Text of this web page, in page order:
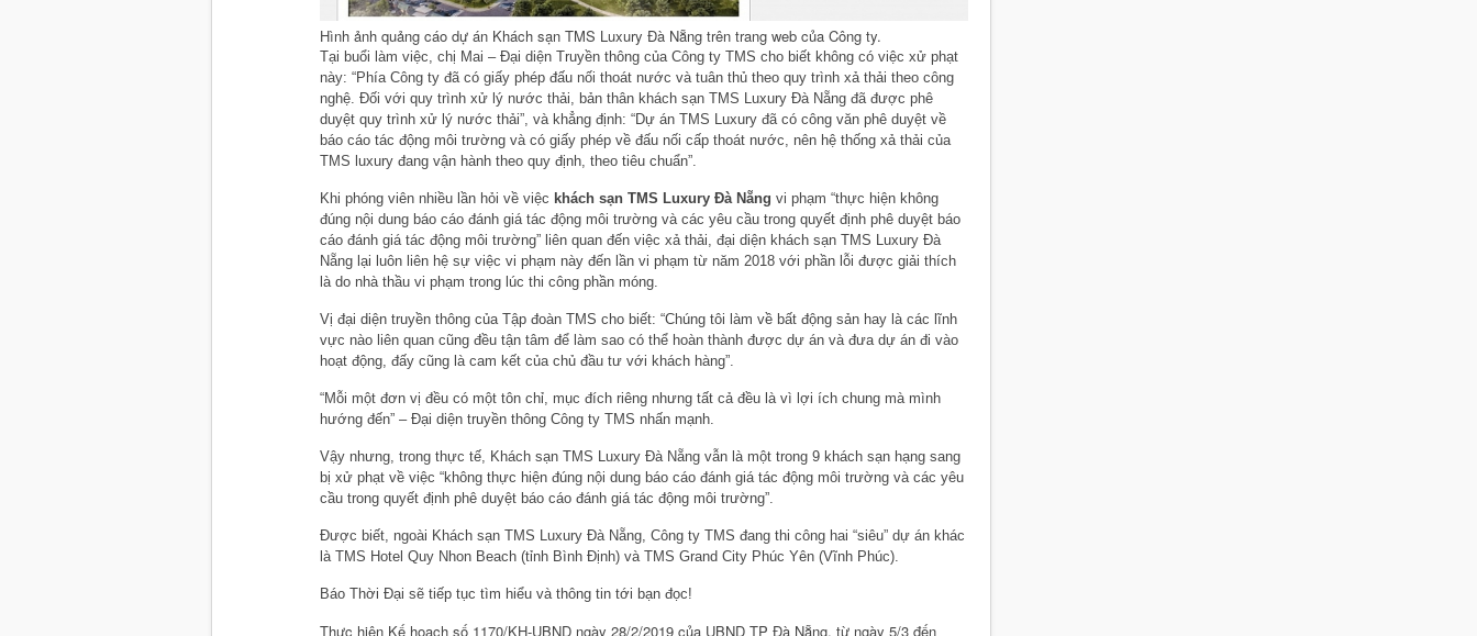
Hình ảnh quảng cáo dự án Khách sạn TMS Luxury Đà Nẵng trên trang web của Công ty.
Tại buổi làm việc, chị Mai – Đại diện Truyền thông của Công ty TMS cho biết không có việc xử phạt
này: “Phía Công ty đã có giấy phép đấu nối thoát nước và tuân thủ theo quy trình xả thải theo công
nghệ. Đối với quy trình xử lý nước thải, bản thân khách sạn TMS Luxury Đà Nẵng đã được phê
duyệt quy trình xử lý nước thải”, và khẳng định: “Dự án TMS Luxury đã có công văn phê duyệt về
báo cáo tác động môi trường và có giấy phép về đấu nối cấp thoát nước, nên hệ thống xả thải của
TMS luxury đang vận hành theo quy định, theo tiêu chuẩn”.
Khi phóng viên nhiều lần hỏi về việc khách sạn TMS Luxury Đà Nẵng vi phạm “thực hiện không
đúng nội dung báo cáo đánh giá tác động môi trường và các yêu cầu trong quyết định phê duyệt báo
cáo đánh giá tác động môi trường” liên quan đến việc xả thải, đại diện khách sạn TMS Luxury Đà
Nẵng lại luôn liên hệ sự việc vi phạm này đến lần vi phạm từ năm 2018 với phần lỗi được giải thích
là do nhà thầu vi phạm trong lúc thi công phần móng.
Vị đại diện truyền thông của Tập đoàn TMS cho biết: “Chúng tôi làm về bất động sản hay là các lĩnh
vực nào liên quan cũng đều tận tâm để làm sao có thể hoàn thành được dự án và đưa dự án đi vào
hoạt động, đấy cũng là cam kết của chủ đầu tư với khách hàng”.
“Mỗi một đơn vị đều có một tôn chỉ, mục đích riêng nhưng tất cả đều là vì lợi ích chung mà mình
hướng đến” – Đại diện truyền thông Công ty TMS nhấn mạnh.
Vậy nhưng, trong thực tế, Khách sạn TMS Luxury Đà Nẵng vẫn là một trong 9 khách sạn hạng sang
bị xử phạt về việc “không thực hiện đúng nội dung báo cáo đánh giá tác động môi trường và các yêu
cầu trong quyết định phê duyệt báo cáo đánh giá tác động môi trường”.
Được biết, ngoài Khách sạn TMS Luxury Đà Nẵng, Công ty TMS đang thi công hai “siêu” dự án khác
là TMS Hotel Quy Nhon Beach (tỉnh Bình Định) và TMS Grand City Phúc Yên (Vĩnh Phúc).
Báo Thời Đại sẽ tiếp tục tìm hiểu và thông tin tới bạn đọc!
Thực hiện Kế hoạch số 1170/KH-UBND ngày 28/2/2019 của UBND TP Đà Nẵng, từ ngày 5/3 đến